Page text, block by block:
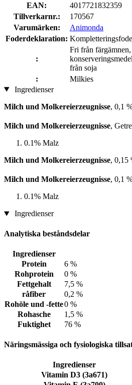
EAN:
4017721832359
Tillverkarnr.:
170567
Varumärken:
Animonda
Foderdeklaration:
:
Fri från
från soja
:
Milkies
Ingredienser
Milch und Molkereierzeugnisse, 0,1
Milch und Molkereierzeugnisse,
0.1% Malz
Milch und Molkereierzeugnisse, 0,15
Milch und Molkereierzeugnisse, 0,1
0.1% Malz
Ingredienser
Analytiska beståndsdelar
Ingredienser
Protein
6 %
Rohprotein
0 %
Fettgehalt
7,5 %
råfiber
0,2 %
Rohöle und -fette0 %
Rohasche
1,5 %
Fuktighet
76 %
Näringsmässiga och fysiologiska
Ingredienser
Vitamin D3 (3a671)